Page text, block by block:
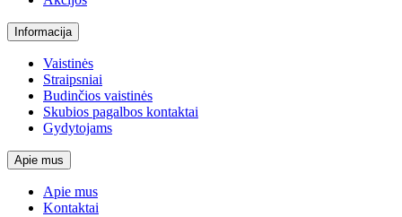
Informacija
Vaistinės
Straipsniai
Budinčios vaistinės
Skubios pagalbos kontaktai
Gydytojams
Apie mus
Apie mus
Kontaktai